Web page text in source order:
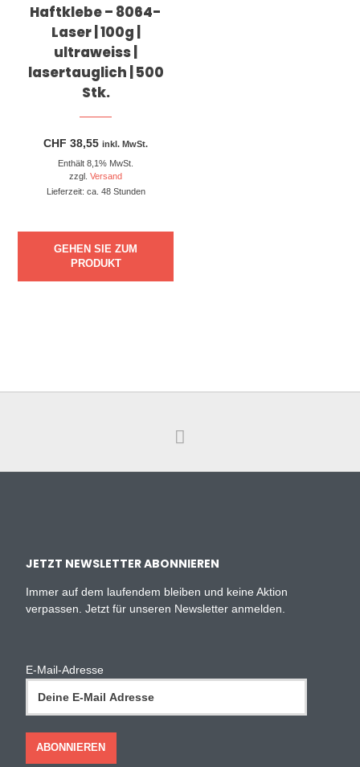
Haftklebe – 8064-
Laser | 100g |
ultraweiss |
lasertauglich | 500
Stk.
CHF 38,55 inkl. MwSt.
Enthält 8,1% MwSt.
zzgl.Versand
Lieferzeit: ca. 48 Stunden
GEHEN SIE ZUM
PRODUKT
JETZT NEWSLETTER ABONNIEREN
Immer auf dem laufendem bleiben und keine Aktion
verpassen. Jetzt für unseren Newsletter anmelden.
E-Mail-Adresse